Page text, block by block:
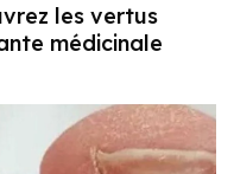
les vertus
médicinale